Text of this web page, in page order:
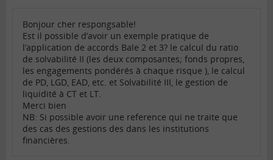
Bonjour cher respongsable!
Est il possible d’avoir un exemple pratique de
l’application de accords Bale 2 et 3? le calcul du ratio
de solvabilité II (les deux composantes; fonds propres,
les engagements pondérés à chaque risque ), le calcul
de PD, LGD, EAD, etc. et Solvabilité III, le gestion de
liquidité à CT et LT.
Merci bien
NB: Si possible avoir une reference qui ne traite que
des cas des gestions des dans les institutions
financières.